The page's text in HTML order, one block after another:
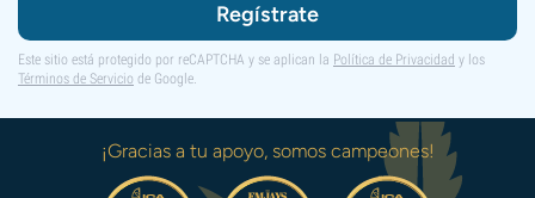
Regístrate
Este sitio está protegido por reCAPTCHA y se aplican la Política de Privacidad y los
Términos de Servicio de Google.
¡Gracias a tu apoyo, somos campeones!